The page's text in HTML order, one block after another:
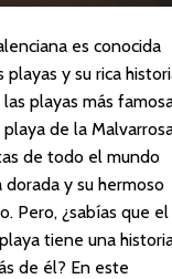
es conocida
playas y su rica
playas más
de la
de todo el mundo
y su hermoso
Pero, ¿sabías que el
tiene una
de él? En este